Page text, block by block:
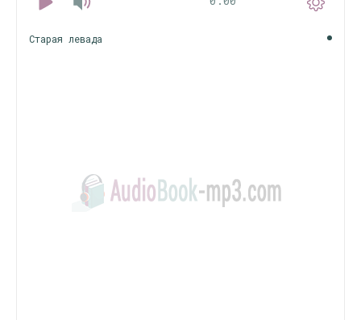
Старая левада